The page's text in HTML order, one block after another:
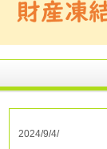
2024/9/4/